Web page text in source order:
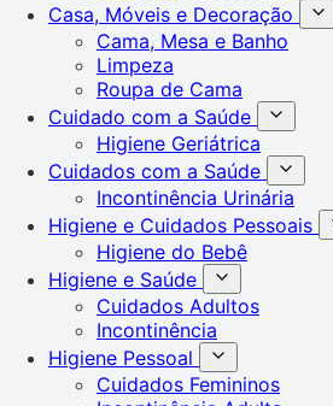
Casa, Móveis e Decoração
Cama, Mesa e Banho
Limpeza
Roupa de Cama
Cuidado com a Saúde
Higiene Geriátrica
Cuidados com a Saúde
Incontinência Urinária
Higiene e Cuidados Pessoais
Higiene do Bebê
Higiene e Saúde
Cuidados Adultos
Incontinência
Higiene Pessoal
Cuidados Femininos